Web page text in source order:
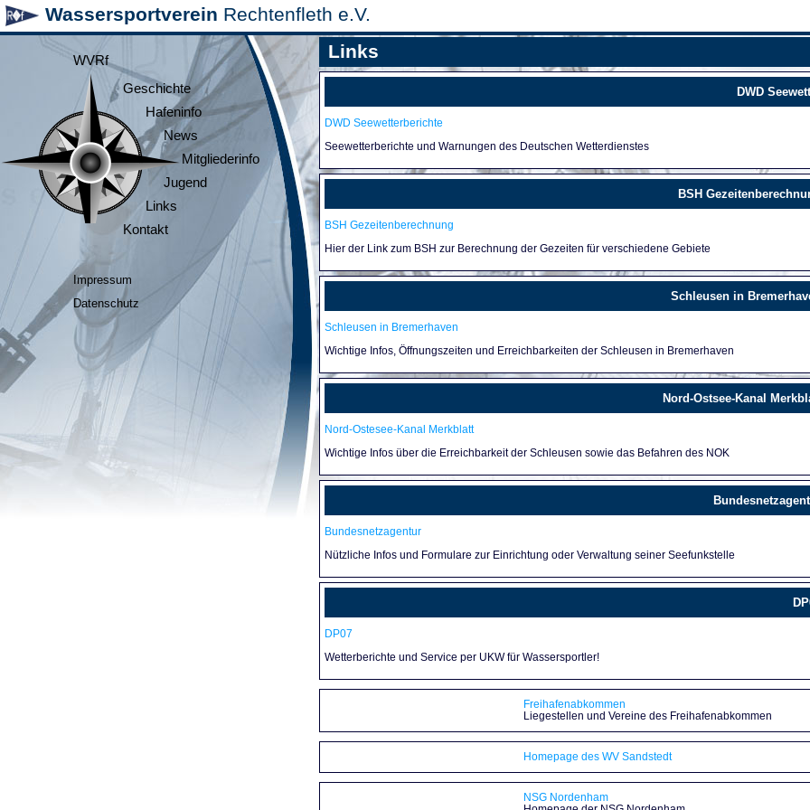
Wassersportverein Rechtenfleth e.V.
WVRf
Geschichte
Hafeninfo
News
Mitgliederinfo
Jugend
Links
Kontakt
Impressum
Datenschutz
Links
DWD
DWD Seewetterberichte
Seewetterberichte und Warnungen des Deutschen Wetterdienstes
BSH
BSH Gezeitenberechnung
Hier der Link zum BSH zur Berechnung der Gezeiten für verschiedene Gebiete
Schleusen in
Schleusen in Bremerhaven
Wichtige Infos, Öffnungszeiten und Erreichbarkeiten der Schleusen in Bremerhaven
Nord-Ostsee-Kanal
Nord-Ostesee-Kanal Merkblatt
Wichtige Infos über die Erreichbarkeit der Schleusen sowie das Befahren des NOK
Bundesnetzagentur
Nützliche Infos und Formulare zur Einrichtung oder Verwaltung seiner Seefunkstelle
DP07
Wetterberichte und Service per UKW für Wassersportler!
Freihafenabkommen
Liegestellen und Vereine des Freihafenabkommen
Homepage des WV Sandstedt
NSG Nordenham